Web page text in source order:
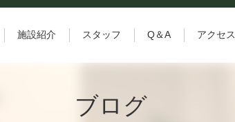
施設紹介 スタッフ Q＆A アクセス
ブログ